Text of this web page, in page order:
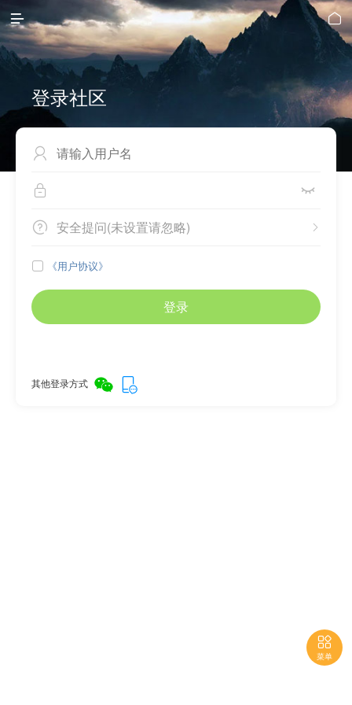
 
登录社区

 
 
安全提问(未设置请忽略)
 《用户协议》
登录
其他登录方式

菜单